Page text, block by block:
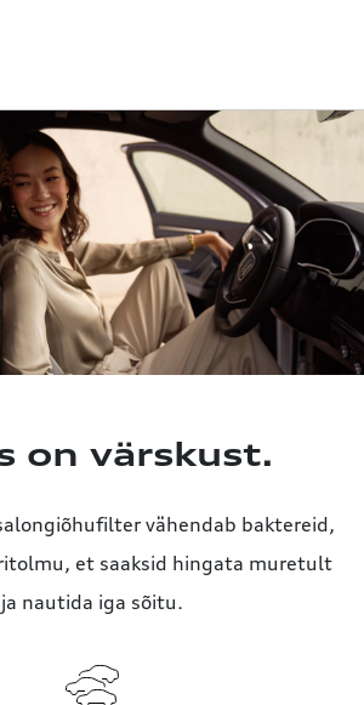
on värskust.
vähendab baktereid,
et saaksid hingata muretult
ja nautida iga sõitu.